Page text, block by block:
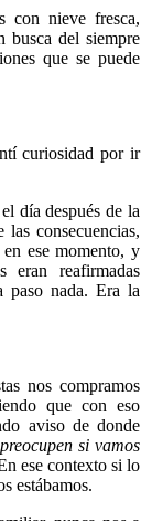
con nieve fresca,
busca del siempre
que se puede
curiosidad por ir
día después de la
las consecuencias,
ese momento, y
eran reafirmadas
paso nada. Era la
nos compramos
que con eso
aviso de donde
si vamos
ese contexto si lo
estábamos.